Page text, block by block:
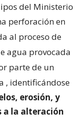
del Ministerio
perforación en
al proceso de
agua provocada
parte de un
, identificándose
erosión, y
a la alteración